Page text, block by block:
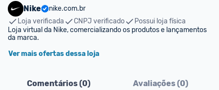
Nike
nike.com.br
Loja verificada
CNPJ verificado
Possui loja física
Loja virtual da Nike, comercializando os produtos e lançamentos
da marca.
Ver mais ofertas dessa loja
Comentários (0) Avaliações (0)